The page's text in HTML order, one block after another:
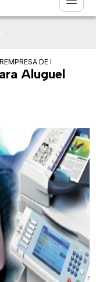
PARA SERVICOS
EMPRESA DE
Aluguel